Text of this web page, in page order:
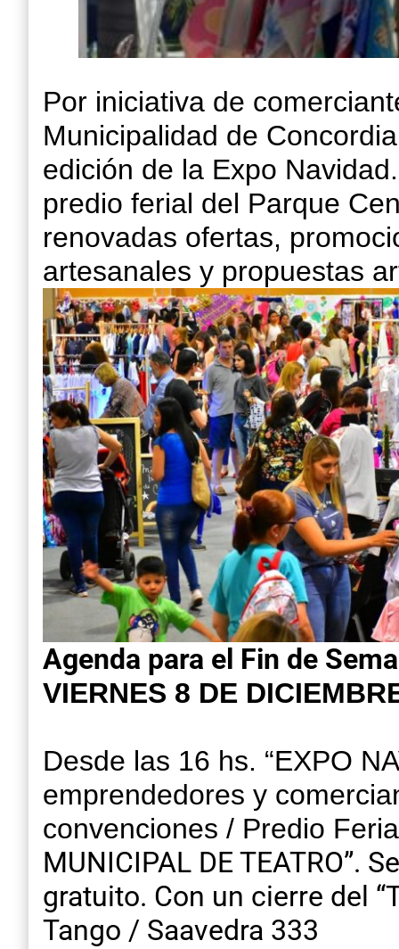
Por iniciativa de
Municipalidad de
edición de la Expo
predio ferial del Parque
renovadas ofertas,
artesanales y propuestas
Agenda para el Fin de
VIERNES 8 DE
Desde las 16 hs. “EXPO
emprendedores y
convenciones / Predio
MUNICIPAL DE TEATRO”.
gratuito. Con un cierre del
Tango / Saavedra 333